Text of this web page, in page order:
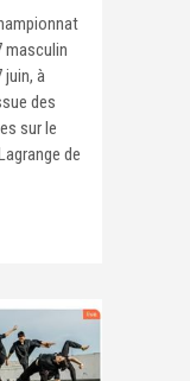
masculin
juin, à
des
sur le
de